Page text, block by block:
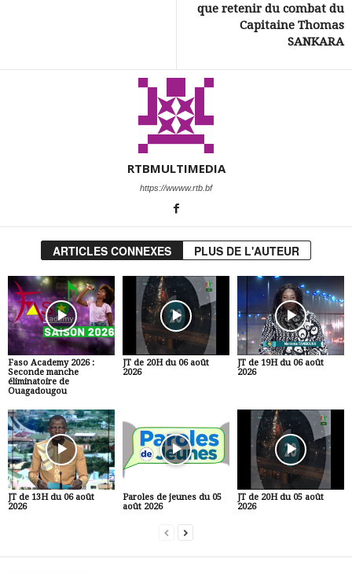
que retenir du combat du
Capitaine Thomas
SANKARA
RTBMULTIMEDIA
https://wwww.rtb.bf
ARTICLES CONNEXES PLUS DE L'AUTEUR
Faso Academy 2026 :
Seconde manche
éliminatoire de
Ouagadougou
JT de 20H du 06 août
2026
JT de 19H du 06 août
2026
JT de 13H du 06 août
2026
Paroles de jeunes du 05
août 2026
JT de 20H du 05 août
2026